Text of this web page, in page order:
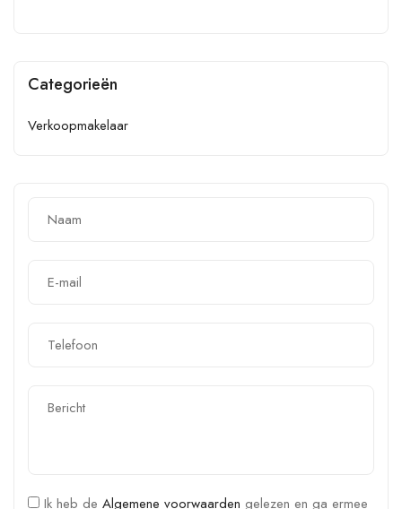
Categorieën
Verkoopmakelaar
Ik heb de Algemene voorwaarden gelezen en ga ermee